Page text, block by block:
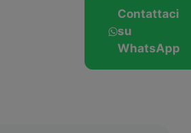
Contattaci
su
WhatsApp